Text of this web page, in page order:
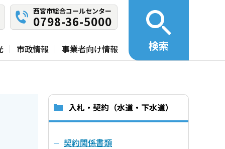
西宮市総合コールセンター
0798-36-5000
市政情報 事業者向け情報 検索
入札・契約（水道・下水道）
契約関係書類